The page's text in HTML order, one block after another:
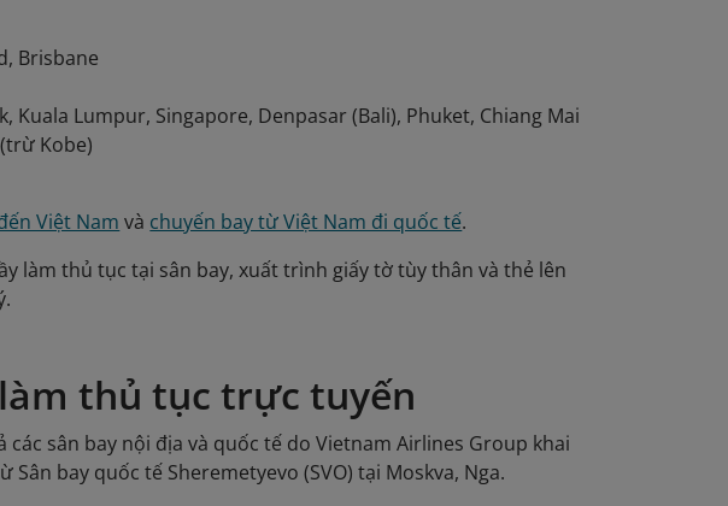
Brisbane
Kuala Lumpur, Singapore, Denpasar (Bali), Phuket, Chiang Mai
Kobe)
Việt Nam và chuyến bay từ Việt Nam đi quốc tế.
làm thủ tục tại sân bay, xuất trình giấy tờ tùy thân và thẻ lên
thủ tục trực tuyến
sân bay nội địa và quốc tế do Vietnam Airlines Group khai
bay quốc tế Sheremetyevo (SVO) tại Moskva, Nga.